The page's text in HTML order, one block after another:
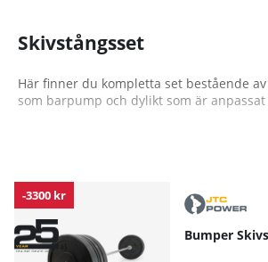
Skivstångsset
Här finner du kompletta set bestående
som barpump och dylikt som är
-3300 kr
Bumper